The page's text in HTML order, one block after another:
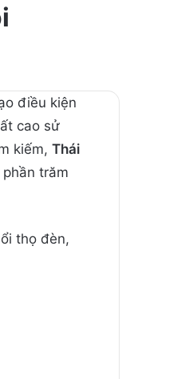
điều kiện
cao sử
kiếm, Thái
trăm
thọ đèn,